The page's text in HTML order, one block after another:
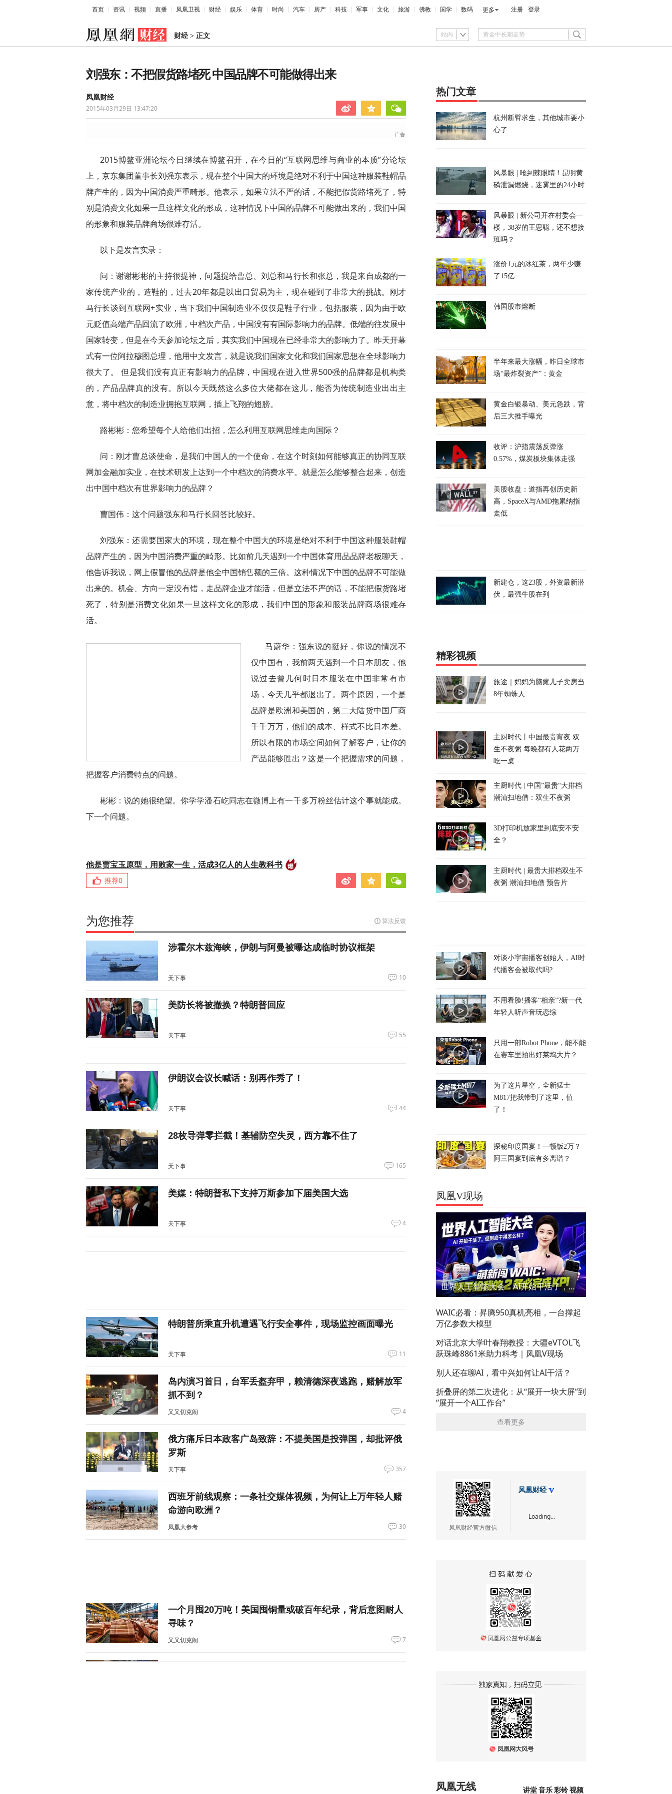
首页 资讯 视频 直播 凤凰卫视 财经 娱乐 体育 时尚 汽车 房产 科技 军事 文化 旅游 佛教 国学 数码 更多 注册 登录
财经> 正文 站内
刘强东：不把假货路堵死 中国品牌不可能做得出来
凤凰财经
2015年03月29日 13:47:20
2015博鳌亚洲论坛今日继续在博鳌召开，在今日的“互联网思维与商业的本质”分论坛
上，京东集团董事长刘强东表示，现在整个中国大的环境是绝对不利于中国这种服装鞋帽品
牌产生的，因为中国消费严重畸形。他表示，如果立法不严的话，不能把假货路堵死了，特
别是消费文化如果一旦这样文化的形成，这种情况下中国的品牌不可能做出来的，我们中国
的形象和服装品牌商场很难存活。
以下是发言实录：
问：谢谢彬彬的主持很提神，问题提给曹总、刘总和马行长和张总，我是来自成都的一
家传统产业的，造鞋的，过去20年都是以出口贸易为主，现在碰到了非常大的挑战。刚才
马行长谈到互联网+实业，当下我们中国制造业不仅仅是鞋子行业，包括服装，因为由于欧
元贬值高端产品回流了欧洲，中档次产品，中国没有有国际影响力的品牌。低端的往发展中
国家转变，但是在今天参加论坛之后，其实我们中国现在已经非常大的影响力了。昨天开幕
式有一位阿拉穆图总理，他用中文发言，就是说我们国家文化和我们国家思想在全球影响力
很大了。 但是我们没有真正有影响力的品牌，中国现在进入世界500强的品牌都是机构类
的，产品品牌真的没有。所以今天既然这么多位大佬都在这儿，能否为传统制造业出出主
意，将中档次的制造业拥抱互联网，插上飞翔的翅膀。
路彬彬：您希望每个人给他们出招，怎么利用互联网思维走向国际？
问：刚才曹总谈使命，是我们中国人的一个使命，在这个时刻如何能够真正的协同互联
网加金融加实业，在技术研发上达到一个中档次的消费水平。就是怎么能够整合起来，创造
出中国中档次有世界影响力的品牌？
曹国伟：这个问题强东和马行长回答比较好。
刘强东：还需要国家大的环境，现在整个中国大的环境是绝对不利于中国这种服装鞋帽
品牌产生的，因为中国消费严重的畸形。比如前几天遇到一个中国体育用品品牌老板聊天，
他告诉我说，网上假冒他的品牌是他全中国销售额的三倍。这种情况下中国的品牌不可能做
出来的。机会、方向一定没有错，走品牌企业才能活，但是立法不严的话，不能把假货路堵
死了，特别是消费文化如果一旦这样文化的形成，我们中国的形象和服装品牌商场很难存
活。
马蔚华：强东说的挺好，你说的情况不
仅中国有，我前两天遇到一个日本朋友，他
说过去曾几何时日本服装在中国非常有市
场，今天几乎都退出了。两个原因，一个是
品牌是欧洲和美国的，第二大陆货中国厂商
千千万万，他们的成本、样式不比日本差。
所以有限的市场空间如何了解客户，让你的
产品能够胜出？这是一个把握需求的问题，
把握客户消费特点的问题。
彬彬：说的她很绝望。你学学潘石屹同志在微博上有一千多万粉丝估计这个事就能成。
下一个问题。
他是贾宝玉原型，用败家一生，活成3亿人的人生教科书
推荐0
为您推荐 算法反馈
涉霍尔木兹海峡，伊朗与阿曼被曝达成临时协议框架
天下事 10
美防长将被撤换？特朗普回应
天下事 55
伊朗议会议长喊话：别再作秀了！
天下事 44
28枚导弹零拦截！基辅防空失灵，西方靠不住了
天下事 165
美媒：特朗普私下支持万斯参加下届美国大选
天下事 4
特朗普所乘直升机遭遇飞行安全事件，现场监控画面曝光
天下事 11
岛内演习首日，台军丢盔弃甲，赖清德深夜逃跑，赌解放军
抓不到？
又又切克闹 4
俄方痛斥日本政客广岛致辞：不提美国是投弹国，却批评俄
罗斯
天下事 357
西班牙前线观察：一条社交媒体视频，为何让上万年轻人赌
命游向欧洲？
凤凰大参考 30
一个月囤20万吨！美国囤铜量或破百年纪录，背后意图耐人
寻味？
又又切克闹 7
热门文章
杭州断臂求生，其他城市要小
心了
风暴眼 | 呛到辣眼睛！昆明黄
磷泄漏燃烧，迷雾里的24小时
风暴眼 | 新公司开在村委会一
楼，38岁的王思聪，还不想接
班吗？
涨价1元的冰红茶，两年少赚
了15亿
韩国股市熔断
半年来最大涨幅，昨日全球市
场“最炸裂资产”：黄金
黄金白银暴动、美元急跌，背
后三大推手曝光
收评：沪指震荡反弹涨
0.57%，煤炭板块集体走强
美股收盘：道指再创历史新
高，SpaceX与AMD拖累纳指
走低
新建仓，这23股，外资最新潜
伏，最强牛股在列
精彩视频
旅途｜妈妈为脑瘫儿子卖房当
8年蜘蛛人
主厨时代丨中国最贵宵夜:双
生不夜粥 每晚都有人花两万
吃一桌
主厨时代 | 中国”最贵“大排档
潮汕扫地僧：双生不夜粥
3D打印机放家里到底安不安
全？
主厨时代 | 最贵大排档双生不
夜粥 潮汕扫地僧 预告片
对谈小宇宙播客创始人，AI时
代播客会被取代吗?
不用看脸!播客“相亲”?新一代
年轻人听声音玩恋综
只用一部Robot Phone，能不能
在赛车里拍出好莱坞大片？
为了这片星空，全新猛士
M817把我带到了这里，值
了！
探秘印度国宴！一顿饭2万？
阿三国宴到底有多离谱？
凤凰V现场
世界人工智能大会：AI开始干活了，但到底干的怎么样？萌新闯WAIC
WAIC必看：昇腾950真机亮相，一台撑起
万亿参数大模型
对话北京大学叶春翔教授：大疆eVTOL飞
跃珠峰8861米助力科考｜凤凰V现场
别人还在聊AI，看中兴如何让AI干活？
折叠屏的第二次进化：从“展开一块大屏”到
“展开一个AI工作台”
查看更多
凤凰财经官方微信
凤凰财经
Loading...
讲堂 音乐 彩铃 视频
凤凰无线